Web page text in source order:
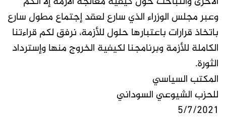
وعبر مجلس الوزراء الذي سارع لعقد إجتماع مطول سارع
باتخاذ قرارات باعتبارها حلول للأزمة، نرفق لكم قراءتنا
الكاملة للأزمة وبرنامجنا لكيفية الخروج منها وإسترداد
الثورة.
المكتب السياسي
للحزب الشيوعي السوداني
5/7/2021